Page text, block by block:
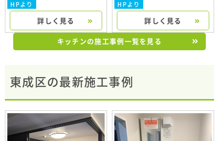
HPより
詳しく見る
HPより
詳しく見る
キッチンの施工事例一覧を見る
東成区の最新施工事例